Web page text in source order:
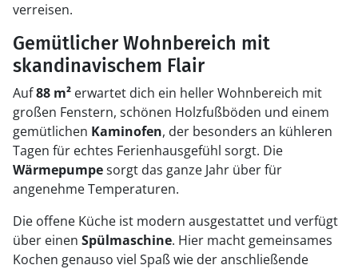
verreisen.
Gemütlicher Wohnbereich mit
skandinavischem Flair
Auf88 m² erwartet dich ein heller Wohnbereich mit
großen Fenstern, schönen Holzfußböden und einem
gemütlichen Kaminofen, der besonders an kühleren
Tagen für echtes Ferienhausgefühl sorgt. Die
Wärmepumpesorgt das ganze Jahr über für
angenehme Temperaturen.
Die offene Küche ist modern ausgestattet und verfügt
über einen Spülmaschine. Hier macht gemeinsames
Kochen genauso viel Spaß wie der anschließende